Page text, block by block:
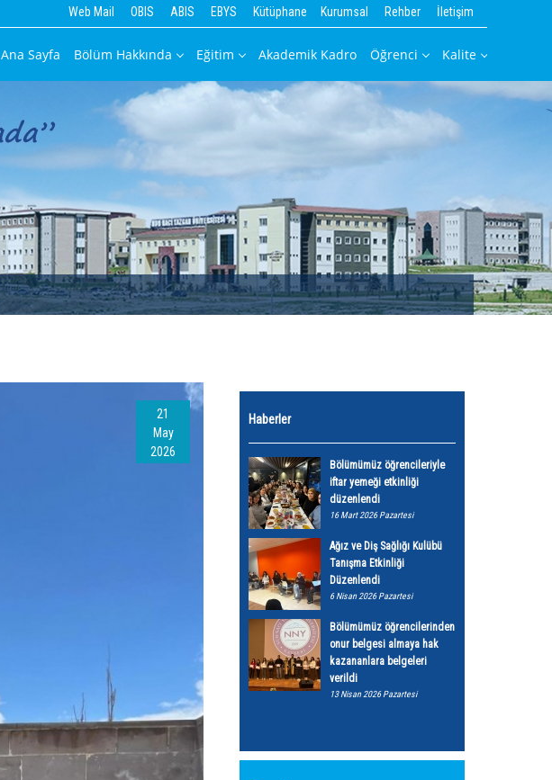
Web Mail OBIS ABIS EBYS Kütüphane Kurumsal Rehber İletişim
Ana Sayfa Bölüm Hakkında Eğitim Akademik Kadro Öğrenci Kalite
21
May
2026
Haberler
Bölümümüz öğrencileriyle
iftar yemeği etkinliği
düzenlendi
16 Mart 2026 Pazartesi
Ağız ve Diş Sağlığı Kulübü
Tanışma Etkinliği
Düzenlendi
6 Nisan 2026 Pazartesi
Bölümümüz öğrencilerinden
onur belgesi almaya hak
kazananlara belgeleri
verildi
13 Nisan 2026 Pazartesi